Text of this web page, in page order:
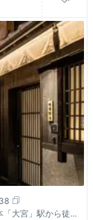
大宮」駅から徒歩